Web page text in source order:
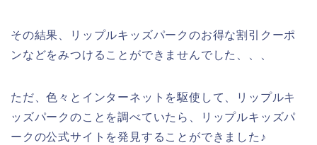
その結果、リップルキッズパークのお得な割引クーポ
ンなどをみつけることができませんでした、、、
ただ、色々とインターネットを駆使して、リップルキ
ッズパークのことを調べていたら、リップルキッズパ
ークの公式サイトを発見することができました♪